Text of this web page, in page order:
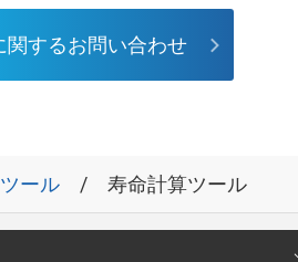
関するお問い合わせ
ール 寿命計算ツール